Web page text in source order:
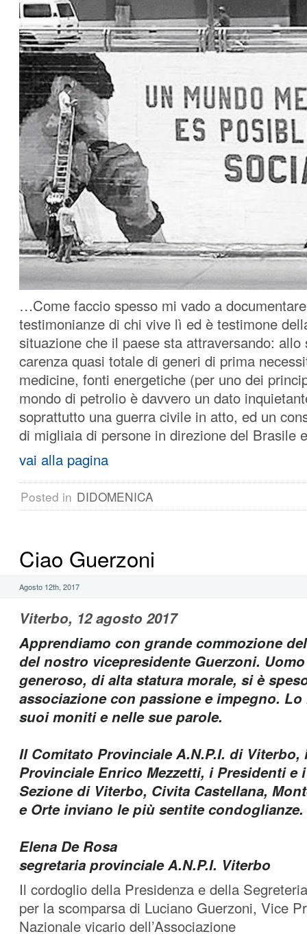
…Come faccio spesso mi vado a
testimonianze di chi vive lì ed è testimone
situazione che il paese sta attraversando: allo
carenza quasi totale di generi di prima
medicine, fonti energetiche (per uno dei
mondo di petrolio è davvero un dato
soprattutto una guerra civile in atto, ed un
di migliaia di persone in direzione del Brasile
vai alla pagina
Posted in DIDOMENICA
Ciao Guerzoni
Agosto 12th, 2017
Viterbo, 12 agosto 2017
Apprendiamo con grande commozione
del nostro vicepresidente Guerzoni.
generoso, di alta statura morale, si è
associazione con passione e impegno.
suoi moniti e nelle sue parole.
Il Comitato Provinciale A.N.P.I. di Viterbo,
Provinciale Enrico Mezzetti, i Presidenti e
Sezione di Viterbo, Civita Castellana,
e Orte inviano le più sentite condoglianze.
Elena De Rosa
segretaria provinciale A.N.P.I. Viterbo
Il cordoglio della Presidenza e della
per la scomparsa di Luciano Guerzoni, Vice
Nazionale vicario dell’Associazione